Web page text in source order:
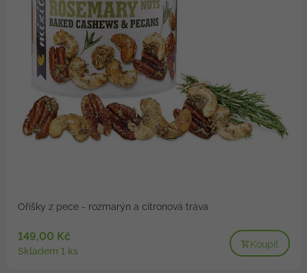
Oříšky z pece - rozmarýn a citronová tráva
149,00 Kč
Skladem 1 ks
Koupit